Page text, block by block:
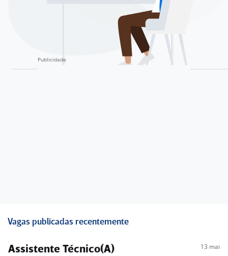
Vagas publicadas recentemente
Assistente Técnico(A) 13 mai